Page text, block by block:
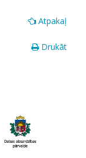
Atpakaļ
Drukāt